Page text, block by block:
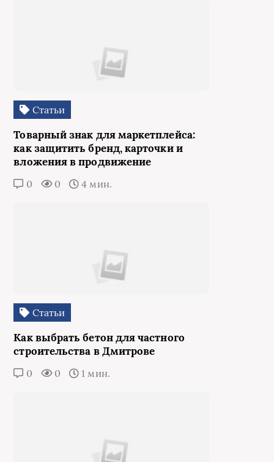
Статьи
Товарный знак для маркетплейса:
как защитить бренд, карточки и
вложения в продвижение
0 0 4 мин.
Статьи
Как выбрать бетон для частного
строительства в Дмитрове
0 0 1 мин.